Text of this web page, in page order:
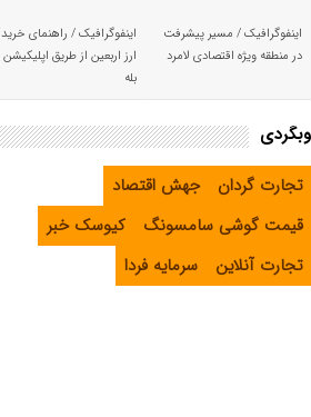
اینفوگرافیک / مسیر پیشرفت
در منطقه ویژه اقتصادی لامرد
اینفوگرافیک / راهنمای خرید
ارز اربعین از طریق اپلیکیشن
بله
وبگردی
تجارت گردان
جهش اقتصاد
قیمت گوشی سامسونگ
کیوسک خبر
تجارت آنلاین
سرمایه فردا